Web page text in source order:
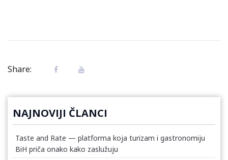
Share:
NAJNOVIJI ČLANCI
Taste and Rate — platforma koja turizam i gastronomiju
BiH priča onako kako zaslužuju